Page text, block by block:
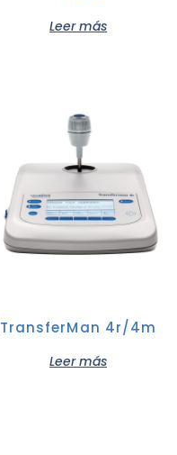
Leer más
TransferMan 4r/4m
Leer más